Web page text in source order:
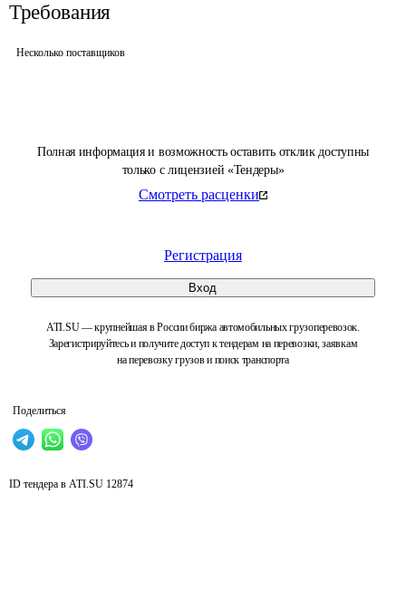
Полная информация и возможность оставить отклик доступны
только с лицензией «Тендеры»
Смотреть расценки
Регистрация
Вход
ATI.SU — крупнейшая в России биржа автомобильных грузоперевозок.
Зарегистрируйтесь и получите доступ к тендерам на перевозки, заявкам
на перевозку грузов и поиск транспорта
Поделиться
Требования
Несколько поставщиков
ID тендера в ATI.SU 12874